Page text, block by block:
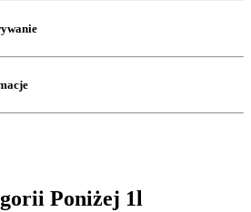
Poniżej 1l